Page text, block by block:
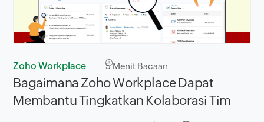
Zoho Workplace 5Menit Bacaan
Bagaimana Zoho Workplace Dapat
Membantu Tingkatkan Kolaborasi Tim